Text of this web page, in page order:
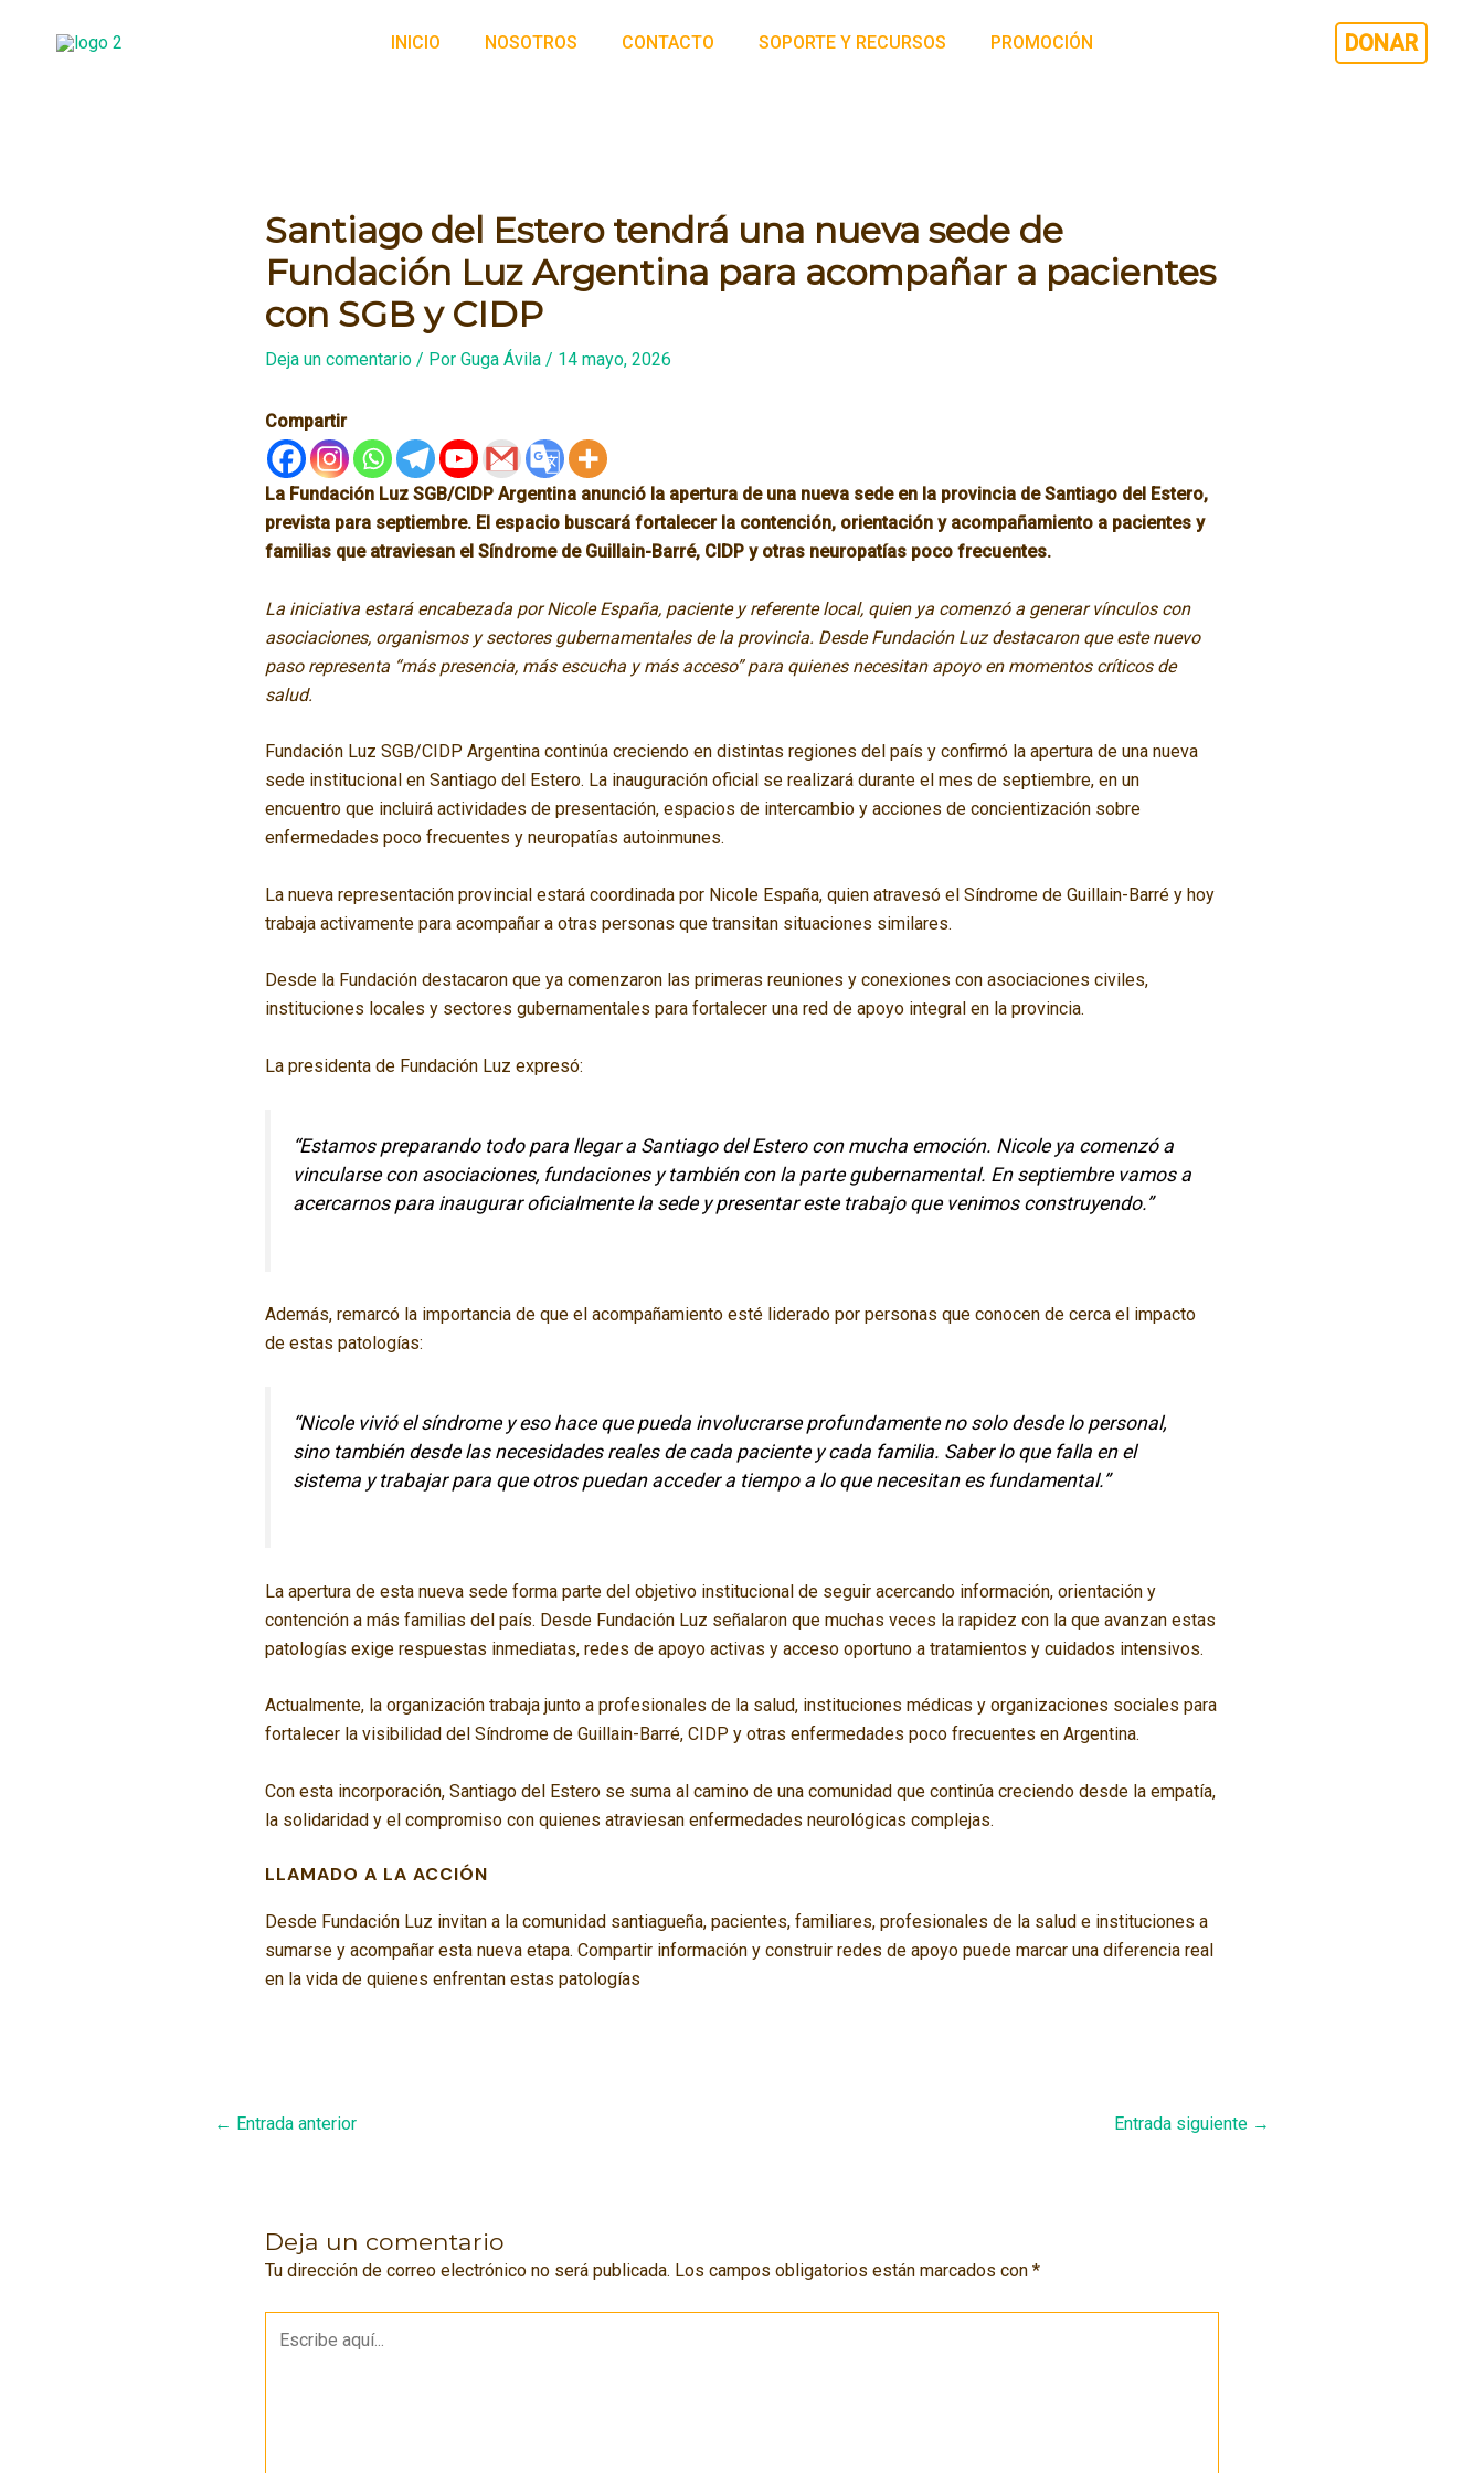
INICIO NOSOTROS CONTACTO SOPORTE Y RECURSOS PROMOCIÓN DONAR
Santiago del Estero tendrá una nueva sede de
Fundación Luz Argentina para acompañar a pacientes
con SGB y CIDP
Deja un comentario / Por Guga Ávila / 14 mayo, 2026
Compartir
La Fundación Luz SGB/CIDP Argentina anunció la apertura de una nueva sede en la provincia de Santiago del Estero,
prevista para septiembre. El espacio buscará fortalecer la contención, orientación y acompañamiento a pacientes y
familias que atraviesan el Síndrome de Guillain-Barré, CIDP y otras neuropatías poco frecuentes.
La iniciativa estará encabezada por Nicole España, paciente y referente local, quien ya comenzó a generar vínculos con
asociaciones, organismos y sectores gubernamentales de la provincia. Desde Fundación Luz destacaron que este nuevo
paso representa “más presencia, más escucha y más acceso” para quienes necesitan apoyo en momentos críticos de
salud.
Fundación Luz SGB/CIDP Argentina continúa creciendo en distintas regiones del país y confirmó la apertura de una nueva
sede institucional en Santiago del Estero. La inauguración oficial se realizará durante el mes de septiembre, en un
encuentro que incluirá actividades de presentación, espacios de intercambio y acciones de concientización sobre
enfermedades poco frecuentes y neuropatías autoinmunes.
La nueva representación provincial estará coordinada por Nicole España, quien atravesó el Síndrome de Guillain-Barré y hoy
trabaja activamente para acompañar a otras personas que transitan situaciones similares.
Desde la Fundación destacaron que ya comenzaron las primeras reuniones y conexiones con asociaciones civiles,
instituciones locales y sectores gubernamentales para fortalecer una red de apoyo integral en la provincia.
La presidenta de Fundación Luz expresó:
“Estamos preparando todo para llegar a Santiago del Estero con mucha emoción. Nicole ya comenzó a
vincularse con asociaciones, fundaciones y también con la parte gubernamental. En septiembre vamos a
acercarnos para inaugurar oficialmente la sede y presentar este trabajo que venimos construyendo.”
Además, remarcó la importancia de que el acompañamiento esté liderado por personas que conocen de cerca el impacto
de estas patologías:
“Nicole vivió el síndrome y eso hace que pueda involucrarse profundamente no solo desde lo personal,
sino también desde las necesidades reales de cada paciente y cada familia. Saber lo que falla en el
sistema y trabajar para que otros puedan acceder a tiempo a lo que necesitan es fundamental.”
La apertura de esta nueva sede forma parte del objetivo institucional de seguir acercando información, orientación y
contención a más familias del país. Desde Fundación Luz señalaron que muchas veces la rapidez con la que avanzan estas
patologías exige respuestas inmediatas, redes de apoyo activas y acceso oportuno a tratamientos y cuidados intensivos.
Actualmente, la organización trabaja junto a profesionales de la salud, instituciones médicas y organizaciones sociales para
fortalecer la visibilidad del Síndrome de Guillain-Barré, CIDP y otras enfermedades poco frecuentes en Argentina.
Con esta incorporación, Santiago del Estero se suma al camino de una comunidad que continúa creciendo desde la empatía,
la solidaridad y el compromiso con quienes atraviesan enfermedades neurológicas complejas.
LLAMADO A LA ACCIÓN
Desde Fundación Luz invitan a la comunidad santiagueña, pacientes, familiares, profesionales de la salud e instituciones a
sumarse y acompañar esta nueva etapa. Compartir información y construir redes de apoyo puede marcar una diferencia real
en la vida de quienes enfrentan estas patologías
Navegación
← Entrada anterior Entrada siguiente →
Deja un comentario
Tu dirección de correo electrónico no será publicada. Los campos obligatorios están marcados con *